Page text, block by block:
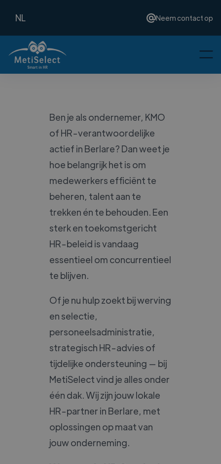
NL Neem contact op
Ben je als ondernemer, KMO
of HR-verantwoordelijke
actief in Berlare? Dan weet je
hoe belangrijk het is om
medewerkers efficiënt te
beheren, talent aan te
trekken én te behouden. Een
sterk en toekomstgericht
HR-beleid is vandaag
essentieel om concurrentieel
te blijven.
Of je nu hulp zoekt bij werving
en selectie,
personeelsadministratie,
strategisch HR-advies of
tijdelijke ondersteuning — bij
MetiSelect vind je alles onder
één dak. Wij zijn jouw lokale
HR-partner in Berlare, met
oplossingen op maat van
jouw onderneming.